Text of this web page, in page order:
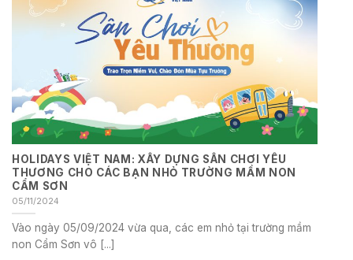
HOLIDAYS VIỆT NAM: XÂY DỰNG SÂN CHƠI YÊU
THƯƠNG CHO CÁC BẠN NHỎ TRƯỜNG MẦM NON
CẨM SƠN
05/11/2024
Vào ngày 05/09/2024 vừa qua, các em nhỏ tại trường mầm
non Cẩm Sơn vô [...]